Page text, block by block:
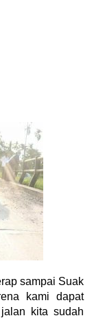
sampai Suak
kami dapat
kita sudah